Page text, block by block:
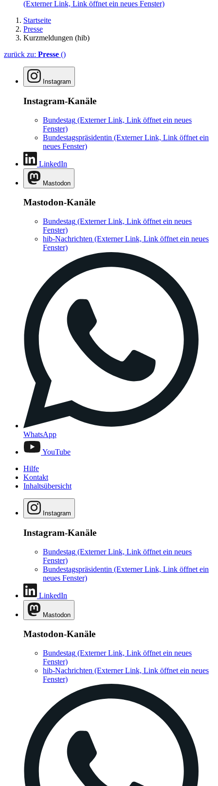
(Externer Link, Link öffnet ein neues Fenster)
Startseite
Presse
Kurzmeldungen (hib)
zurück zu: Presse ()
Instagram
Instagram-Kanäle
Bundestag (Externer Link, Link öffnet ein neues
Fenster)
Bundestagspräsidentin (Externer Link, Link öffnet ein
neues Fenster)
LinkedIn
Mastodon
Mastodon-Kanäle
Bundestag (Externer Link, Link öffnet ein neues
Fenster)
hib-Nachrichten (Externer Link, Link öffnet ein neues
Fenster)
WhatsApp
YouTube
Hilfe
Kontakt
Inhaltsübersicht
Instagram
Instagram-Kanäle
Bundestag (Externer Link, Link öffnet ein neues
Fenster)
Bundestagspräsidentin (Externer Link, Link öffnet ein
neues Fenster)
LinkedIn
Mastodon
Mastodon-Kanäle
Bundestag (Externer Link, Link öffnet ein neues
Fenster)
hib-Nachrichten (Externer Link, Link öffnet ein neues
Fenster)